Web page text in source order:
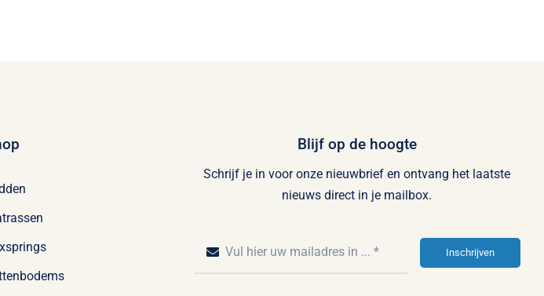
Blijf op de hoogte
Schrijf je in voor onze nieuwbrief en ontvang het laatste
nieuws direct in je mailbox.
Inschrijven